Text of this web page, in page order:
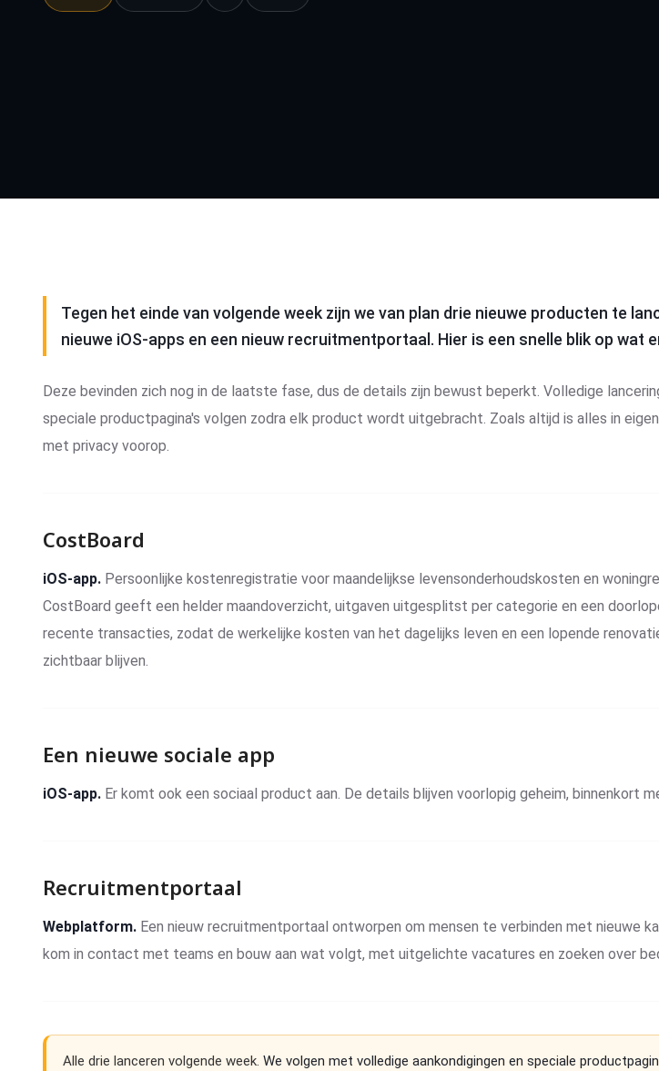
Tegen het einde van volgende week zijn we van plan drie nieuwe producten te
nieuwe iOS-apps en een nieuw recruitmentportaal. Hier is een snelle blik op wat
Deze bevinden zich nog in de laatste fase, dus de details zijn bewust beperkt. Volledige
speciale productpagina's volgen zodra elk product wordt uitgebracht. Zoals altijd is alles in
met privacy voorop.
CostBoard
iOS-app. Persoonlijke kostenregistratie voor maandelijkse levensonderhoudskosten en
CostBoard geeft een helder maandoverzicht, uitgaven uitgesplitst per categorie en een
recente transacties, zodat de werkelijke kosten van het dagelijks leven en een lopende
zichtbaar blijven.
Een nieuwe sociale app
iOS-app. Er komt ook een sociaal product aan. De details blijven voorlopig geheim, binnenkort
Recruitmentportaal
Webplatform. Een nieuw recruitmentportaal ontworpen om mensen te verbinden met nieuwe
kom in contact met teams en bouw aan wat volgt, met uitgelichte vacatures en zoeken over
Alle drie lanceren volgende week. We volgen met volledige aankondigingen en speciale